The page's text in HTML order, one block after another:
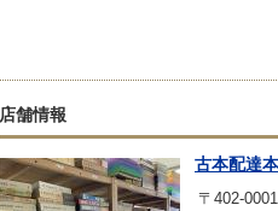
店舗情報
古本配達
〒402-0001